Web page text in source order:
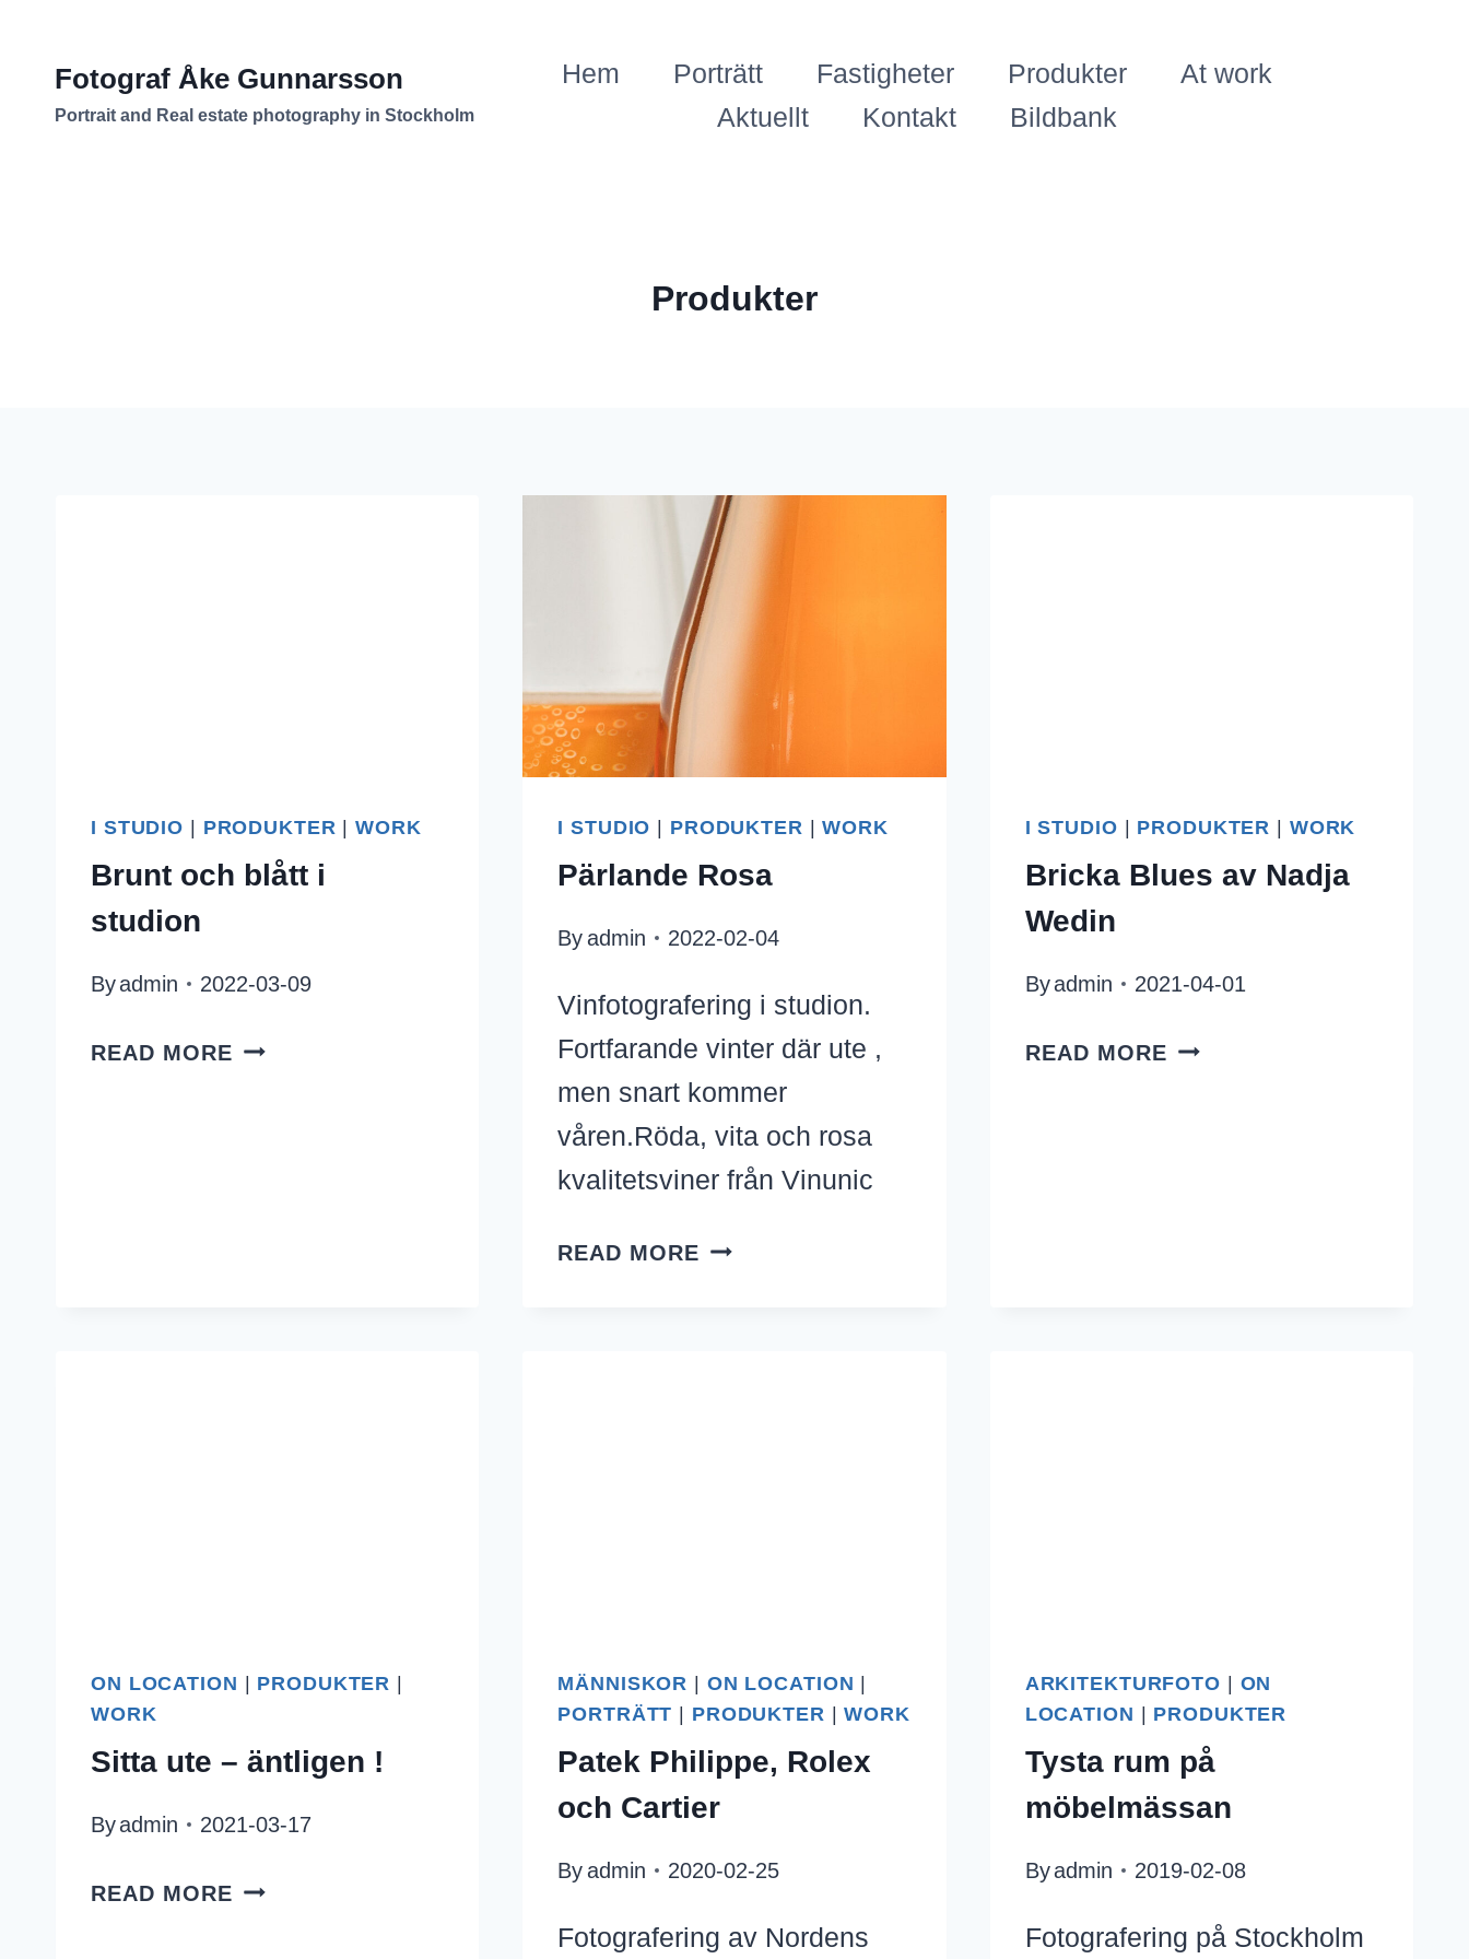
content
Fotograf Åke Gunnarsson
Portrait and Real estate photography in Stockholm
Hem Porträtt Fastigheter Produkter
At work
Aktuellt
Kontakt Bildbank
Produkter
I STUDIO PRODUKTER |WORK
Brunt och blått i
studion
Byadmin 2022-03-09
READ MORE BRUNT
I STUDIO PRODUKTER |WORK
Pärlande Rosa
Byadmin 2022-02-04
Vinfotografering i studion.
Fortfarande vinter där ute ,
men snart kommer
våren.Röda, vita och rosa
kvalitetsviner från Vinunic
READ MORE PÄRLANDE
I STUDIO PRODUKTER WORK
Bricka Blues av Nadja
Wedin
Byadmin 2021-04-01
READ MOREBRICKA
ON LOCATION PRODUKTER
WORK
Sitta ute – äntligen !
Byadmin 2021-03-17
READ MORE SITTA
MÄNNISKOR ON LOCATION
PORTRÄTT
PRODUKTER |WORK
Patek Philippe, Rolex
och Cartier
Byadmin 2020-02-25
Fotografering av Nordens
ARKITEKTURFOTO
ON
LOCATION
PRODUKTER
Tysta rum på
möbelmässan
Byadmin 2019-02-08
Fotografering på Stockholm